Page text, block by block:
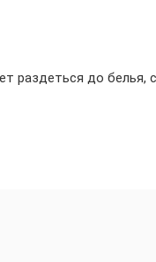
раздеться до белья,